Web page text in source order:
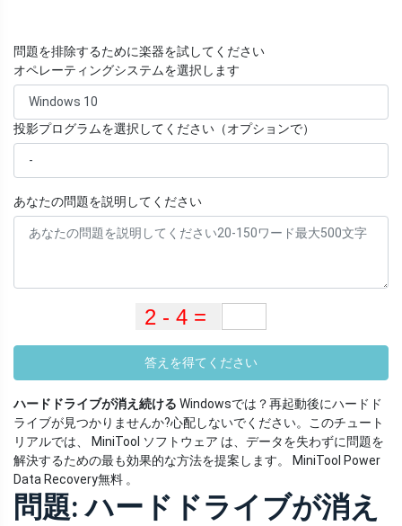
問題を排除するために楽器を試してください
オペレーティングシステムを選択します
投影プログラムを選択してください（オプションで）
あなたの問題を説明してください
答えを得てください
ハードドライブが消え続ける Windowsでは？再起動後にハードド
ライブが見つかりませんか?心配しないでください。このチュート
リアルでは、 MiniTool ソフトウェア は、データを失わずに問題を
解決するための最も効果的な方法を提案します。 MiniTool Power
Data Recovery無料 。
問題: ハードドライブが消え